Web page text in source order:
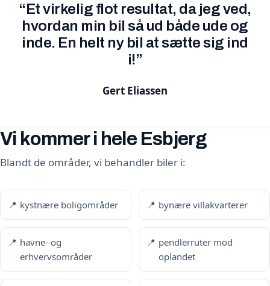
“Et virkelig flot resultat, da jeg ved,
hvordan min bil så ud både ude og
inde. En helt ny bil at sætte sig ind
i!”
Gert Eliassen
Vi kommer i hele Esbjerg
Blandt de områder, vi behandler biler i:
kystnære boligområder bynære villakvarterer
havne- og
erhvervsområder
pendlerruter mod
oplandet